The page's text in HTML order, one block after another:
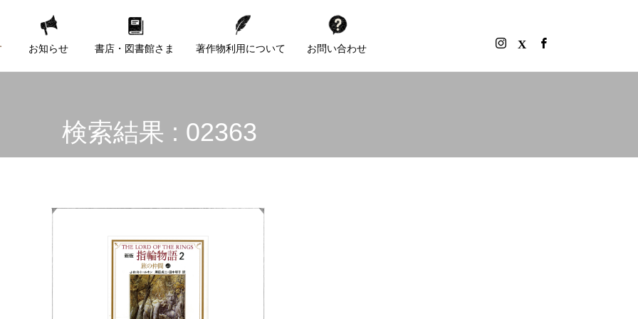
お知らせ 書店・図書館さま 著作物利用について お問い合わせ
検索結果 : 02363